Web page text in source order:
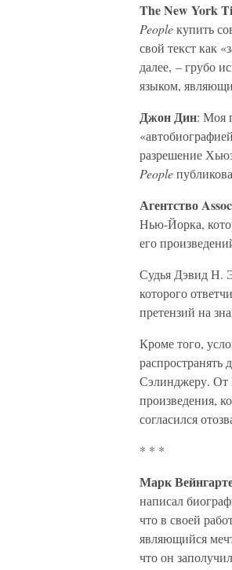
The New York
Peopleкупить
свой текст как
далее, – грубо
языком,
Джон Дин: Моя
разрешение
People
Агентство
Нью-Йорка,
его
Судья Дэвид Н.
которого
претензий на
Кроме того,
Сэлинджеру. От
произведения,
согласился
* * *
Марк
написал
что в своей
являющийся
что он